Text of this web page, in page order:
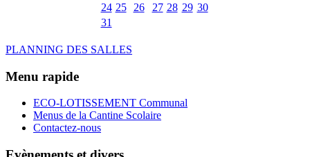
24 25 26 27 28 29 30
31
PLANNING DES SALLES
Menu rapide
ECO-LOTISSEMENT Communal
Menus de la Cantine Scolaire
Contactez-nous